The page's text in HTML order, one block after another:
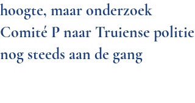
hoogte, maar onderzoek
Comité P naar Truiense politie
nog steeds aan de gang